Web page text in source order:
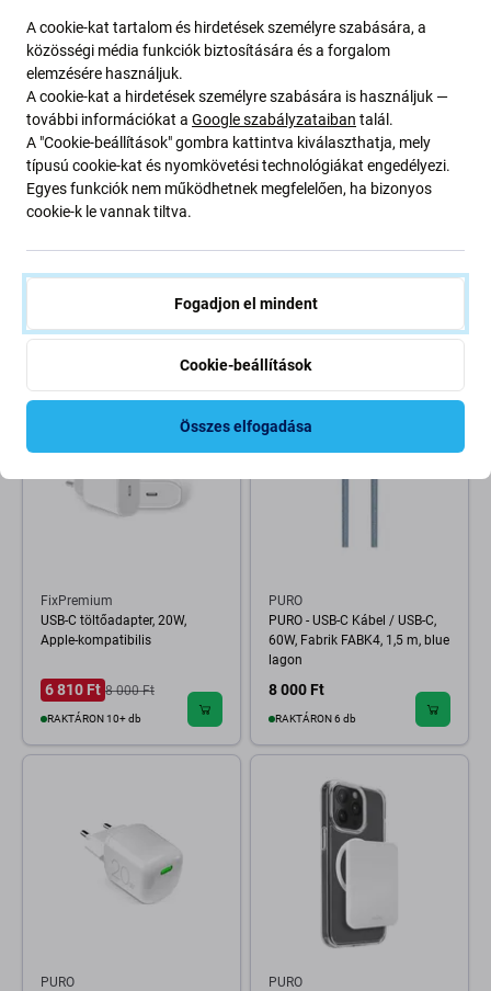
FixPremium
RAKTÁRON 1 db
15 és 15 Plus
1 590 Ft
RAKTÁRON 2 db
-20 %
FixPremium
USB-C töltőadapter, 20W,
Apple-kompatibilis
6 810 Ft 8 000 Ft
RAKTÁRON 10+ db
PURO
PURO - USB-C Kábel / USB-C,
60W, Fabrik FABK4, 1,5 m, blue
lagon
8 000 Ft
RAKTÁRON 6 db
PURO
PURO
A cookie-kat tartalom és hirdetések személyre szabására, a
közösségi média funkciók biztosítására és a forgalom
elemzésére használjuk.
A cookie-kat a hirdetések személyre szabására is használjuk —
további információkat a Google szabályzataiban talál.
A "Cookie-beállítások" gombra kattintva kiválaszthatja, mely
típusú cookie-kat és nyomkövetési technológiákat engedélyezi.
Egyes funkciók nem működhetnek megfelelően, ha bizonyos
cookie-k le vannak tiltva.
Fogadjon el mindent
Cookie-beállítások
Összes elfogadása